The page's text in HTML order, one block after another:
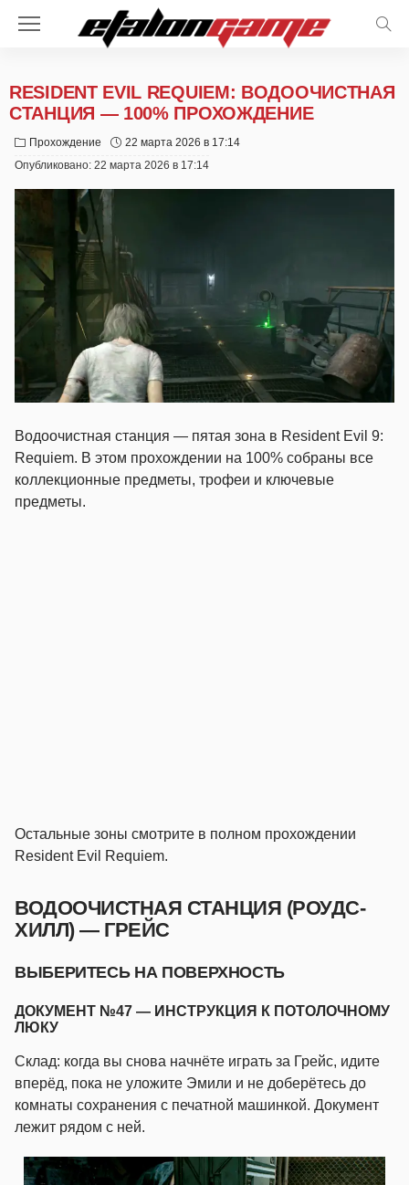
RESIDENT EVIL REQUIEM: ВОДООЧИСТНАЯ
СТАНЦИЯ — 100% ПРОХОЖДЕНИЕ
Прохождение
22 марта 2026 в 17:14
Опубликовано: 22 марта 2026 в 17:14
Водоочистная станция — пятая зона в Resident Evil 9:
Requiem. В этом прохождении на 100% собраны все
коллекционные предметы, трофеи и ключевые
предметы.
Остальные зоны смотрите в полном прохождении
Resident Evil Requiem.
ВОДООЧИСТНАЯ СТАНЦИЯ (РОУДС-
ХИЛЛ) — ГРЕЙС
ВЫБЕРИТЕСЬ НА ПОВЕРХНОСТЬ
ДОКУМЕНТ №47 — ИНСТРУКЦИЯ К ПОТОЛОЧНОМУ
ЛЮКУ
Склад: когда вы снова начнёте играть за Грейс, идите
вперёд, пока не уложите Эмили и не доберётесь до
комнаты сохранения с печатной машинкой. Документ
лежит рядом с ней.